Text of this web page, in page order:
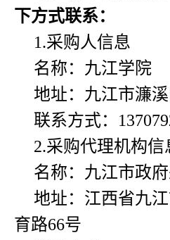
下方式联系：
1.采购人信息
名称： 九江学院
地址： 九江市濂
联系方式：
2.采购代理机构信
名称： 九江市政
地址： 江西省九
育路66号